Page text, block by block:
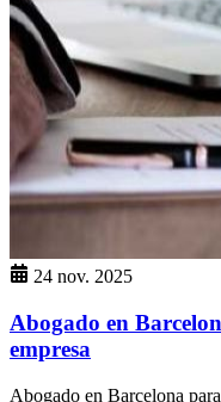
24 nov. 2025
Abogado en
empresa
Abogado en Barcelona